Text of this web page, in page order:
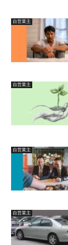
自営業主
自営業主
自営業主
自営業主